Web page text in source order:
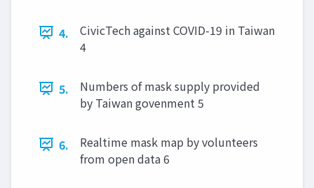
4.
CivicTech against COVID-19 in Taiwan
4
5.
Numbers of mask supply provided
by Taiwan govenment 5
6.
Realtime mask map by volunteers
from open data 6